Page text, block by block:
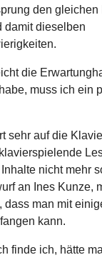
den
damit dieselben
die
muss ich ein
sehr auf die
nicht mehr
an Ines Kunze,
dass man mit
kann.
finde ich, hätte